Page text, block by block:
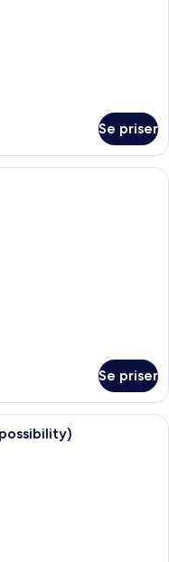
Se priser
tvåbäddsrum |
Se priser
med två sängar, ett